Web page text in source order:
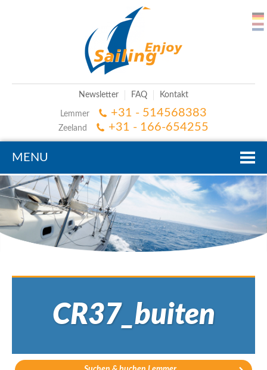
Newsletter FAQ Kontakt
Lemmer +31 - 514568383
Zeeland +31 - 166-654255
MENU
CR37_buiten